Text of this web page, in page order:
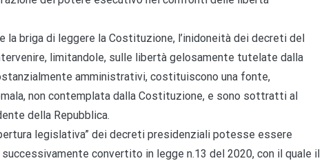
la briga di leggere la Costituzione, l’inidoneità dei decreti del
limitandole, sulle libertà gelosamente tutelate dalla
amministrativi, costituiscono una fonte,
non contemplata dalla Costituzione, e sono sottratti al
della Repubblica.
legislativa” dei decreti presidenziali potesse essere
convertito in legge n.13 del 2020, con il quale il